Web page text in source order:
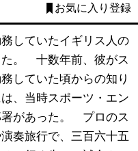
お気に入り登録
していたイギリス人の
た。 十数年前、彼がス
していた頃からの知り
、当時スポーツ・エン
署があった。 プロのス
奏旅行で、三百六十五